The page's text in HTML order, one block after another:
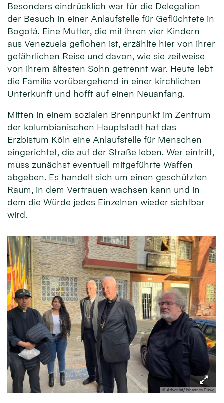
Besonders eindrücklich war für die Delegation
der Besuch in einer Anlaufstelle für Geflüchtete in
Bogotá. Eine Mutter, die mit ihren vier Kindern
aus Venezuela geflohen ist, erzählte hier von ihrer
gefährlichen Reise und davon, wie sie zeitweise
von ihrem ältesten Sohn getrennt war. Heute lebt
die Familie vorübergehend in einer kirchlichen
Unterkunft und hofft auf einen Neuanfang.
Mitten in einem sozialen Brennpunkt im Zentrum
der kolumbianischen Hauptstadt hat das
Erzbistum Köln eine Anlaufstelle für Menschen
eingerichtet, die auf der Straße leben. Wer eintritt,
muss zunächst eventuell mitgeführte Waffen
abgeben. Es handelt sich um einen geschützten
Raum, in dem Vertrauen wachsen kann und in
dem die Würde jedes Einzelnen wieder sichtbar
wird.
© Adveniat/Johannes Duwe